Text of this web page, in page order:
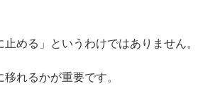
める」というわけではありません。
れるかが重要です。